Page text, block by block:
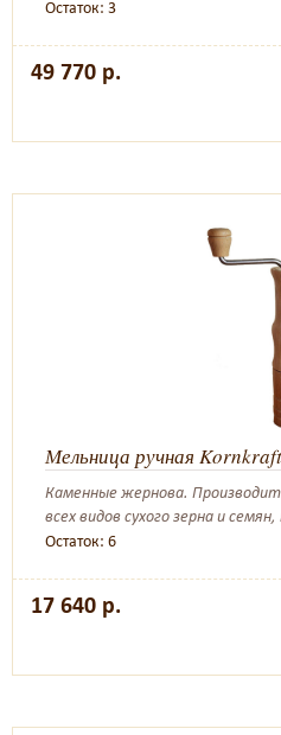
Остаток: 3
49 770 р.
Мельница ручная
Каменные жернова.
всех видов сухого зерна и
Остаток: 6
17 640 р.